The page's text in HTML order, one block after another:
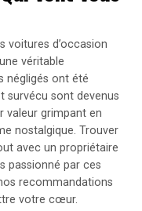
voitures d’occasion
véritable
négligés ont été
survécu sont devenus
valeur grimpant en
nostalgique. Trouver
avec un propriétaire
passionné par ces
recommandations
votre cœur.